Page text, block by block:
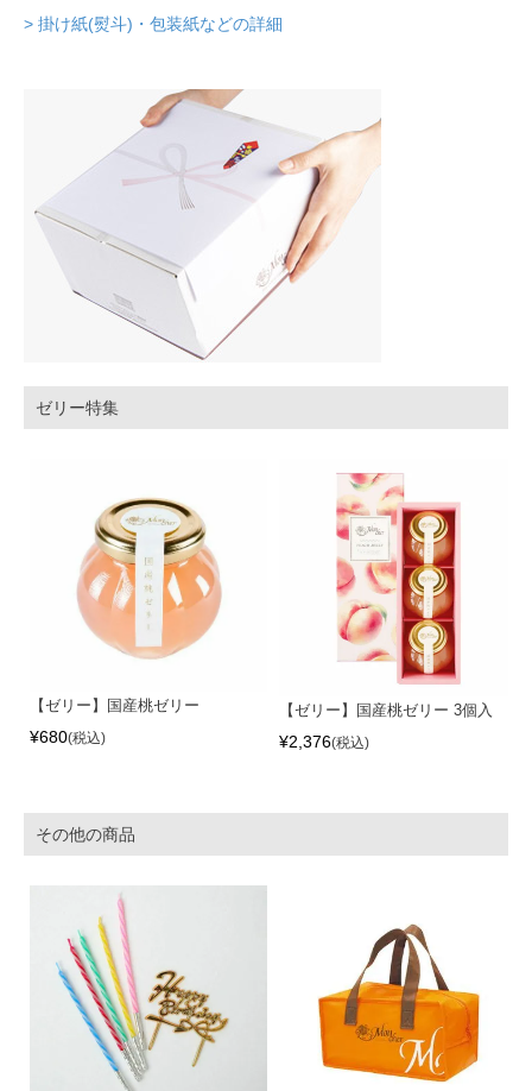
> 掛け紙(熨斗)・包装紙などの詳細
ゼリー特集
【ゼリー】国産桃ゼリー
¥680 税込
【ゼリー】国産桃ゼリー 3個入
¥2,376 税込
その他の商品